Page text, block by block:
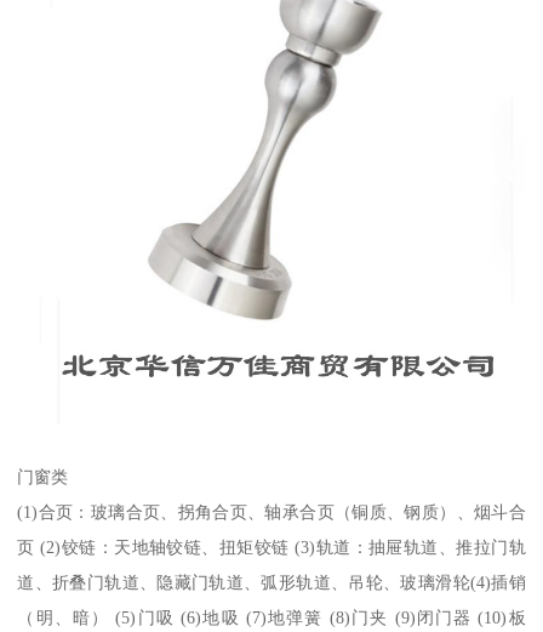
门窗类
(1)合页：玻璃合页、拐角合页、轴承合页（铜质、钢质）、烟斗合
页 (2)铰链：天地轴铰链、扭矩铰链 (3)轨道：抽屉轨道、推拉门轨
道、折叠门轨道、隐藏门轨道、弧形轨道、吊轮、玻璃滑轮(4)插销
（明、暗） (5)门吸 (6)地吸 (7)地弹簧 (8)门夹 (9)闭门器 (10)板